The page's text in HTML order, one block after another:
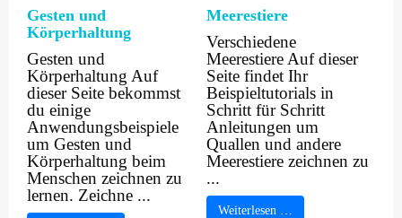
Gesten und
Körperhaltung
Gesten und
Körperhaltung Auf
dieser Seite bekommst
du einige
Anwendungsbeispiele
um Gesten und
Körperhaltung beim
Menschen zeichnen zu
lernen. Zeichne ...
Meerestiere
Verschiedene
Meerestiere Auf dieser
Seite findet Ihr
Beispieltutorials in
Schritt für Schritt
Anleitungen um
Quallen und andere
Meerestiere zeichnen zu
...
Weiterlesen …